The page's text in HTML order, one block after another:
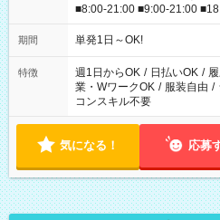
■8:00-21:00 ■9:00-21:00
期間 単発1日～OK!
特徴 週1日からOK / 日払いOK /
業・WワークOK / 服装自由 /
コンスキル不要
気になる！ 応募